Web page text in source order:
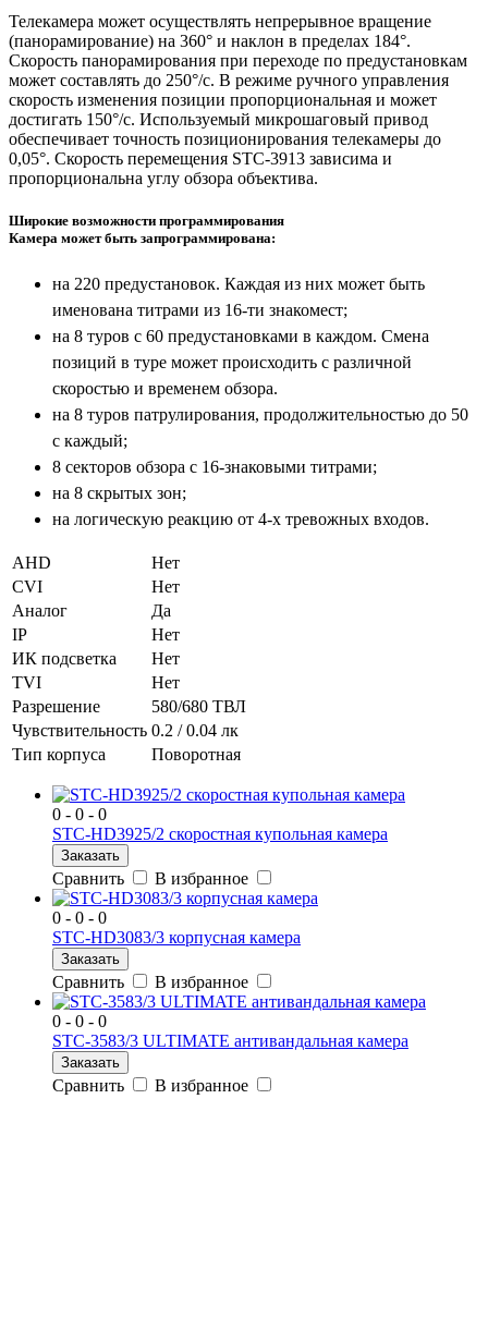
Телекамера может осуществлять непрерывное вращение
(панорамирование) на 360° и наклон в пределах 184°.
Скорость панорамирования при переходе по предустановкам
может составлять до 250°/с. В режиме ручного управления
скорость изменения позиции пропорциональная и может
достигать 150°/с. Используемый микрошаговый привод
обеспечивает точность позиционирования телекамеры до
0,05°. Скорость перемещения STC-3913 зависима и
пропорциональна углу обзора объектива.
Широкие возможности программирования
Камера может быть запрограммирована:
на 220 предустановок. Каждая из них может быть
именована титрами из 16-ти знакомест;
на 8 туров с 60 предустановками в каждом. Смена
позиций в туре может происходить с различной
скоростью и временем обзора.
на 8 туров патрулирования, продолжительностью до 50
с каждый;
8 секторов обзора с 16-знаковыми титрами;
на 8 скрытых зон;
на логическую реакцию от 4-х тревожных входов.
AHD
Нет
CVI
Нет
Аналог
Да
IP
Нет
ИК подсветка
Нет
TVI
Нет
Разрешение
580/680 ТВЛ
Чувствительность 0.2 / 0.04 лк
Тип корпуса
Поворотная
0 - 0 - 0
STC-HD3925/2 скоростная купольная камера
Заказать
Сравнить В избранное
0 - 0 - 0
STC-HD3083/3 корпусная камера
Заказать
Сравнить В избранное
0 - 0 - 0
STC-3583/3 ULTIMATE антивандальная камера
Заказать
Сравнить В избранное